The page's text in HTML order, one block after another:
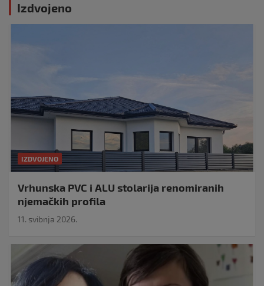
Izdvojeno
IZDVOJENO
Vrhunska PVC i ALU stolarija renomiranih
njemačkih profila
11. svibnja 2026.